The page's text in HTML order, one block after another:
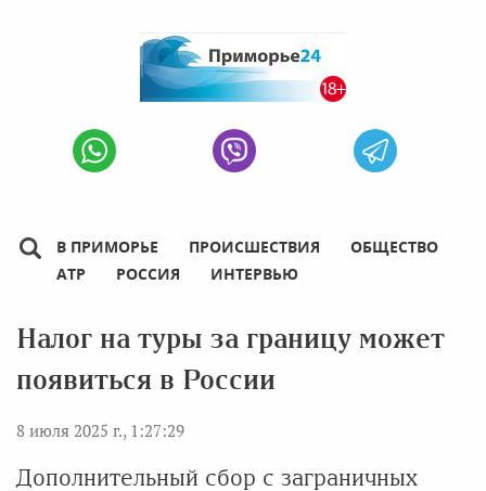
В ПРИМОРЬЕ ПРОИСШЕСТВИЯ
ОБЩЕСТВО
АТР
РОССИЯ ИНТЕРВЬЮ
Налог на туры за границу может
появиться в России
8 июля 2025 г., 1:27:29
Дополнительный сбор с заграничных